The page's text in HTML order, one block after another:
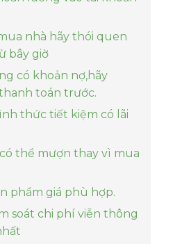
nhà hãy thói quen
bây giờ
có khoản nợ,hãy
toán trước.
thức tiết kiệm có lãi
thể mượn thay vì mua
phẩm giá phù hợp.
soát chi phí viễn thông